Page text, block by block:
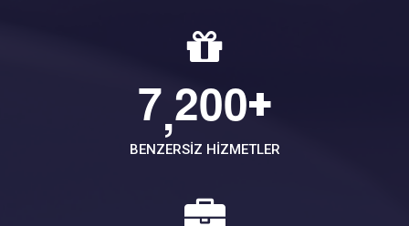
7,200+
BENZERSIZ HIZMETLER